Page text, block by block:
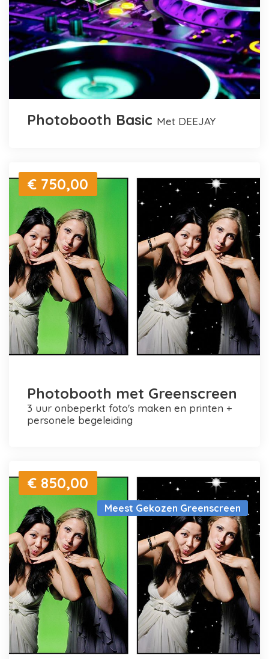
Photobooth Basic met DEEJAY
€ 750,00
Photobooth met Greenscreen
3 uur onbeperkt foto's maken en printen +
personele begeleiding
Meest Gekozen Greenscreen
€ 850,00